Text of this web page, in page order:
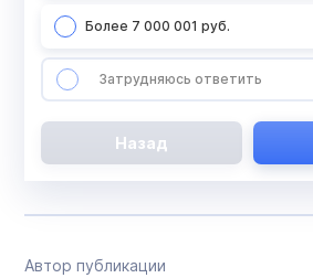
Более 7 000 001 руб.
Затрудняюсь ответить
Назад
Автор публикации